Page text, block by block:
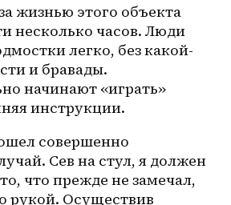
жизнью этого объекта
несколько часов. Люди
легко, без какой-
и бравады.
начинают «играть»
инструкции.
совершенно
Сев на стул, я должен
что прежде не замечал,
рукой. Осуществив